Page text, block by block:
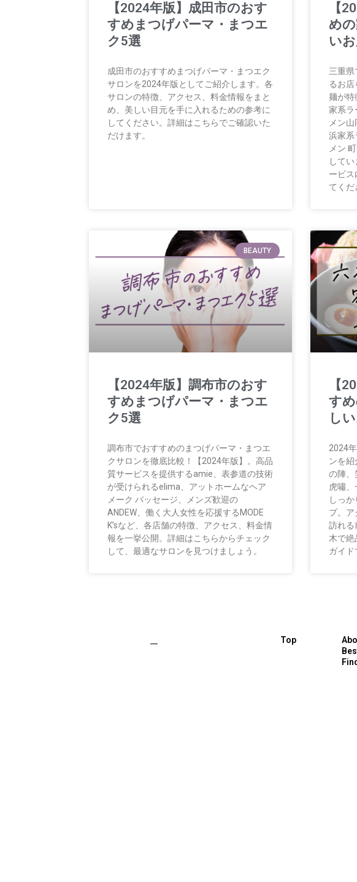
【2024年版】成田市のおす
すめまつげパーマ・まつエ
ク5選
成田市のおすすめまつげパーマ・まつエク
サロンを2024年版としてご紹介します。各
サロンの特徴、アクセス、料金情報をまと
め、美しい目元を手に入れるための参考に
してください。詳細はこちらでご確認いた
だけます。
【
め
い
三重県
るお
麺が特
家系ラ
メン
浜家系
メン
して
ービス
てくだ
BEAUTY
【2024年版】調布市のおす
すめまつげパーマ・まつエ
ク5選
調布市でおすすめのまつげパーマ・まつエ
クサロンを徹底比較！【2024年版】。高品
質サービスを提供するamie、表参道の技術
が受けられるelima、アットホームなヘア
メーク パッセージ、メンズ歓迎の
ANDEW、働く大人女性を応援するMODE
K’sなど、各店舗の特徴、アクセス、料金情
報を一挙公開。詳細はこちらからチェック
して、最適なサロンを見つけましょう。
【
す
し
2024
ンを
の陣、
虎嘯
しっ
プ。ア
訪れる
木で
ガイド
Top